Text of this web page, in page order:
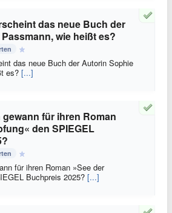
das neue Buch der
wie heißt es?
das neue Buch der Autorin Sophie
es? [...]
für ihren Roman
den SPIEGEL
für ihren Roman »See der
Buchpreis 2025? [...]